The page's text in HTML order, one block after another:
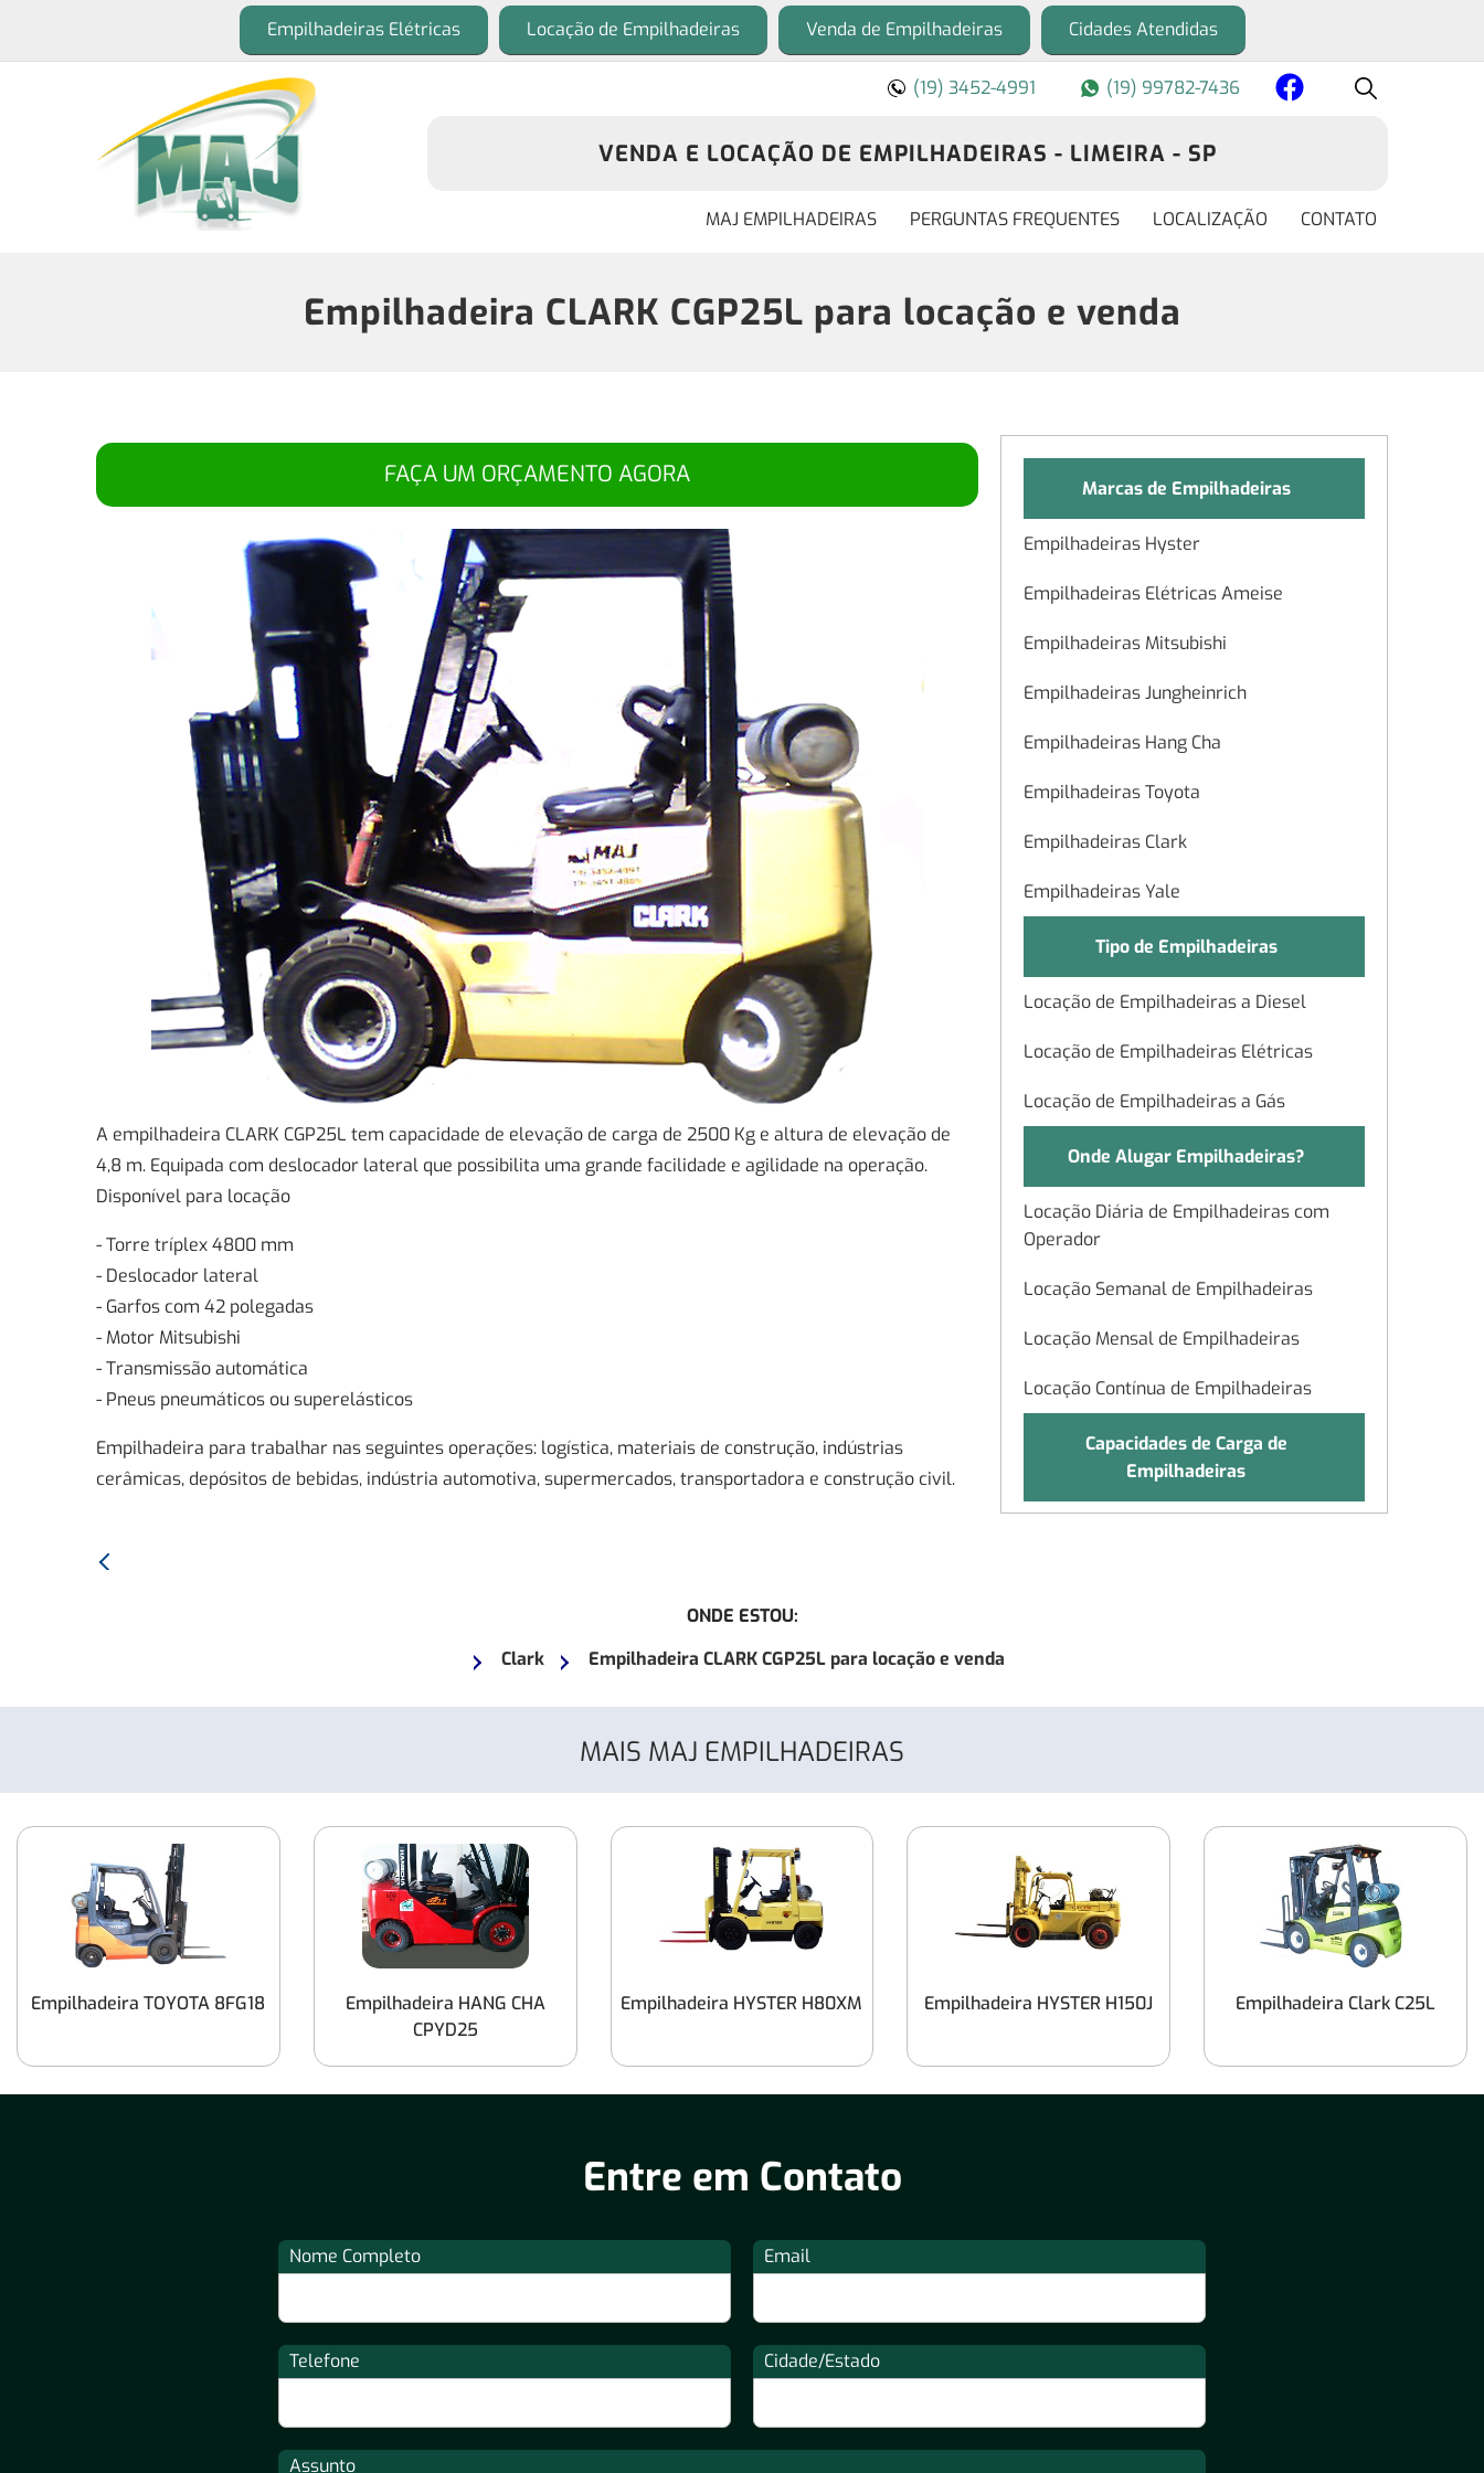
Empilhadeiras Elétricas Locação de Empilhadeiras Venda de Empilhadeiras Cidades Atendidas
(19) 3452-4991 (19) 99782-7436
VENDA E LOCAÇÃO DE EMPILHADEIRAS - LIMEIRA - SP
MAJ EMPILHADEIRAS PERGUNTAS FREQUENTES LOCALIZAÇÃO CONTATO
Empilhadeira CLARK CGP25L para locação e venda
FAÇA UM ORÇAMENTO AGORA
A empilhadeira CLARK CGP25L tem capacidade de elevação de carga de 2500 Kg e altura de elevação de
4,8 m. Equipada com deslocador lateral que possibilita uma grande facilidade e agilidade na operação.
Disponível para locação
- Torre tríplex 4800 mm
- Deslocador lateral
- Garfos com 42 polegadas
- Motor Mitsubishi
- Transmissão automática
- Pneus pneumáticos ou superelásticos
Empilhadeira para trabalhar nas seguintes operações: logística, materiais de construção, indústrias
cerâmicas, depósitos de bebidas, indústria automotiva, supermercados, transportadora e construção civil.
Marcas de Empilhadeiras
Empilhadeiras Hyster
Empilhadeiras Elétricas Ameise
Empilhadeiras Mitsubishi
Empilhadeiras Jungheinrich
Empilhadeiras Hang Cha
Empilhadeiras Toyota
Empilhadeiras Clark
Empilhadeiras Yale
Tipo de Empilhadeiras
Locação de Empilhadeiras a Diesel
Locação de Empilhadeiras Elétricas
Locação de Empilhadeiras a Gás
Onde Alugar Empilhadeiras?
Locação Diária de Empilhadeiras com
Operador
Locação Semanal de Empilhadeiras
Locação Mensal de Empilhadeiras
Locação Contínua de Empilhadeiras
Capacidades de Carga de
Empilhadeiras
7.000 kg
Empilhadeiras Capacidade de Carga até
5.000 Kg
Empilhadeiras Capacidade de Carga até
4.500kg
Empilhadeiras Capacidade de Carga até
Locação de Empilhadeiras de 10
toneladas
Anterior:
ONDE ESTOU:
Clark
Empilhadeira CLARK CGP25L para locação e venda
MAIS MAJ EMPILHADEIRAS
Empilhadeira TOYOTA 8FG18
Empilhadeira HANG CHA
CPYD25
Empilhadeira HYSTER H80XM Empilhadeira HYSTER H150J Empilhadeira Clark C25L
Entre em Contato
Nome Completo Email
Telefone Cidade/Estado
Assunto